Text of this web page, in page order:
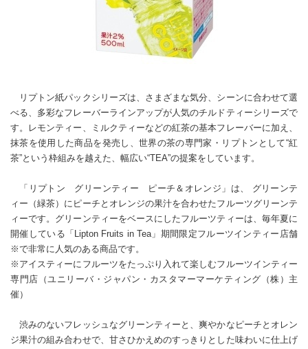
リプトン紙パックシリーズは、さまざまな気分、シーンに合わせて選
べる、多彩なフレーバーラインアップが人気のチルドティーシリーズで
す。レモンティー、ミルクティーなどの紅茶の基本フレーバーに加え、
抹茶を使用した商品を発売し、世界の茶の専門家・リプトンとして“紅
茶”という枠組みを越えた、幅広い“TEA”の提案をしています。
「リプトン グリーンティー ピーチ＆オレンジ」は、 グリーンテ
ィー（緑茶）にピーチとオレンジの果汁を合わせたフルーツグリーンテ
ィーです。グリーンティーをベースにしたフルーツティーは、毎年夏に
開催している「Lipton Fruits in Tea」期間限定フルーツインティー店舗
※で非常に人気のある商品です。
※アイスティーにフルーツをたっぷり入れて楽しむフルーツインティー
専門店（ユニリーバ・ジャパン・カスタマーマーケティング（株）主
催）
渋みのないフレッシュなグリーンティーと、爽やかなピーチとオレン
ジ果汁の組み合わせで、甘さひかえめのすっきりとした味わいに仕上げ